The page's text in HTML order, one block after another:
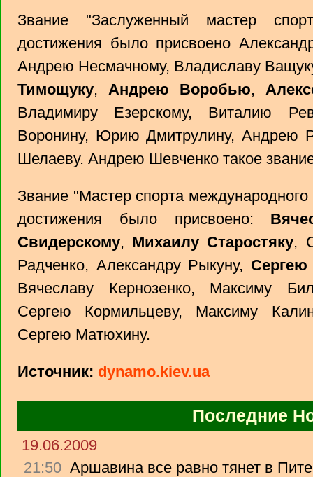
Звание "Заслуженный мастер
достижения было присвоено
Андрею Несмачному, Владиславу
Тимощуку, Андрею Воробью,
Владимиру Езерскому, Виталию
Воронину, Юрию Дмитрулину, Андрею
Шелаеву. Андрею Шевченко такое
Звание "Мастер спорта
достижения было присвоено:
Свидерскому, Михаилу Старостяку,
Радченко, Александру Рыкуну,
Вячеславу Кернозенко, Максиму
Сергею Кормильцеву, Максиму
Сергею Матюхину.
Источник: dynamo.kiev.ua
Последние
19.06.2009
21:50 Аршавина все равно тянет в